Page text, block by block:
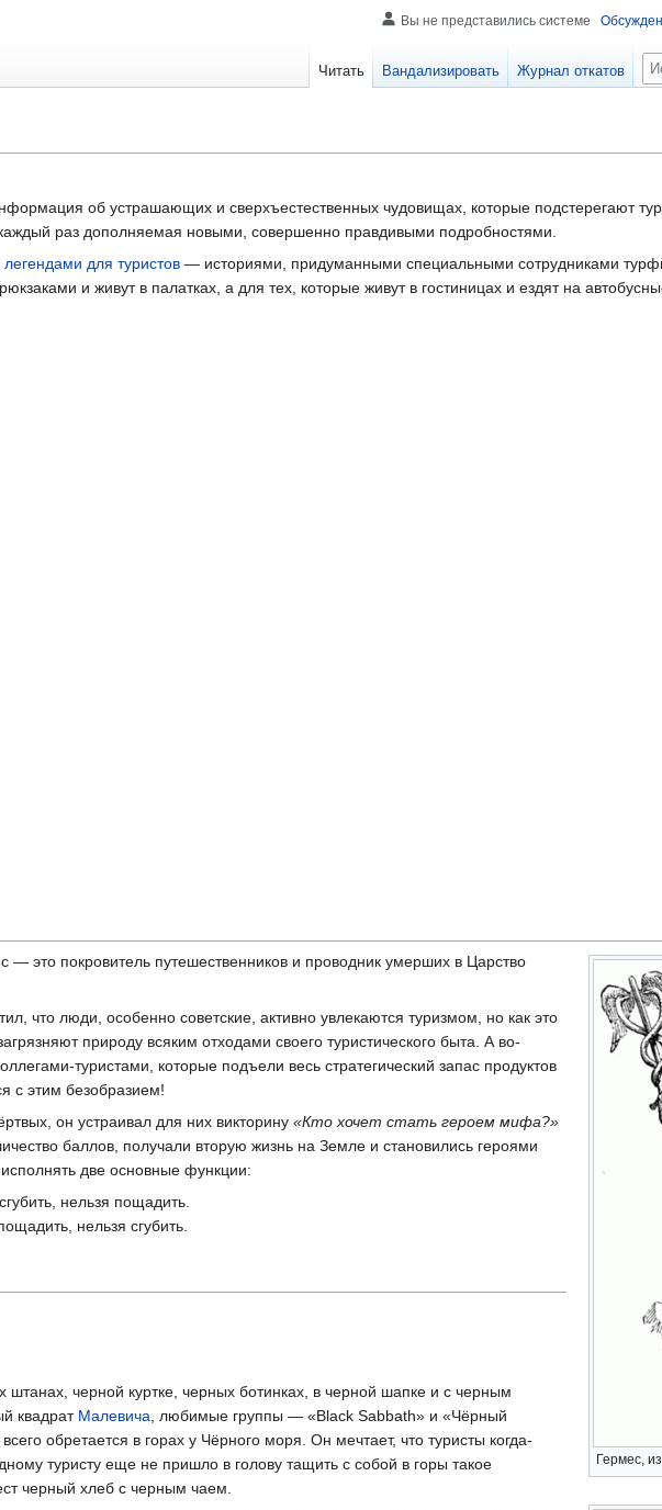
об устрашающих и сверхъестественных чудовищах, которые подстерегают
раз дополняемая новыми, совершенно правдивыми подробностями.
легендами для туристов — историями, придуманными специальными сотрудниками
и живут в палатках, а для тех, которые живут в гостиницах и ездят на
Гермес,
— это покровитель путешественников и проводник умерших в Царство
что люди, особенно советские, активно увлекаются туризмом, но как это
природу всяким отходами своего туристического быта. А во-
туристами, которые подъели весь стратегический запас продуктов
с этим безобразием!
он устраивал для них викторину «Кто хочет стать героем мифа?»
баллов, получали вторую жизнь на Земле и становились героями
две основные функции:
нельзя пощадить.
нельзя сгубить.
черной куртке, черных ботинках, в черной шапке и с черным
квадрат Малевича, любимые группы — «Black Sabbath» и «Чёрный
обретается в горах у Чёрного моря. Он мечтает, что туристы когда-
туристу еще не пришло в голову тащить с собой в горы такое
черный хлеб с черным чаем.
Вы не представились системе
Читать Вандализировать Журнал откатов
П
о
к